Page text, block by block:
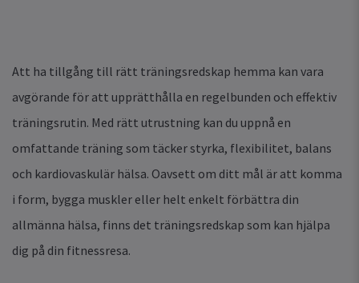
Att ha tillgång till rätt träningsredskap hemma kan vara
avgörande för att upprätthålla en regelbunden och effektiv
träningsrutin. Med rätt utrustning kan du uppnå en
omfattande träning som täcker styrka, flexibilitet, balans
och kardiovaskulär hälsa. Oavsett om ditt mål är att komma
i form, bygga muskler eller helt enkelt förbättra din
allmänna hälsa, finns det träningsredskap som kan hjälpa
dig på din fitnessresa.